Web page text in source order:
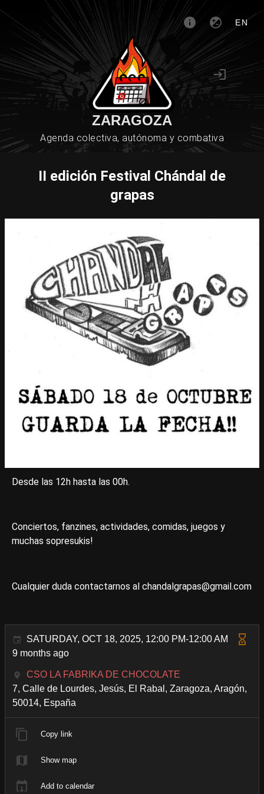
EN
ZARAGOZA
Agenda colectiva, autónoma y combativa
II edición Festival Chándal de
grapas
Desde las 12h hasta las 00h.
Conciertos, fanzines, actividades, comidas, juegos y
muchas sopresukis!
Cualquier duda contactarnos al chandalgrapas@gmail.com
SATURDAY, OCT 18, 2025, 12:00 PM-12:00 AM
9 months ago
CSO LA FABRIKA DE CHOCOLATE
7, Calle de Lourdes, Jesús, El Rabal, Zaragoza, Aragón,
50014, España
Copy link
Show map
Add to calendar